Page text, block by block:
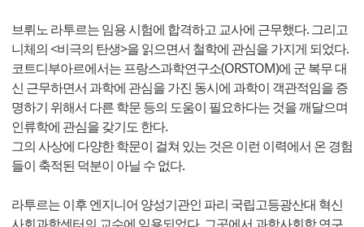
브뤼노 라투르는 임용 시험에 합격하고 교사에 근무했다. 그리고
니체의 <비극의 탄생>을 읽으면서 철학에 관심을 가지게 되었다.
코트디부아르에서는 프랑스과학연구소(ORSTOM)에 군 복무 대
신 근무하면서 과학에 관심을 가진 동시에 과학이 객관적임을 증
명하기 위해서 다른 학문 등의 도움이 필요하다는 것을 깨달으며
인류학에 관심을 갖기도 한다.
그의 사상에 다양한 학문이 걸쳐 있는 것은 이런 이력에서 온 경험
들이 축적된 덕분이 아닐 수 없다.
라투르는 이후 엔지니어 양성기관인 파리 국립고등광산대 혁신
사회과학센터의 교수에 임용되었다. 그곳에서 과학사회학 연구